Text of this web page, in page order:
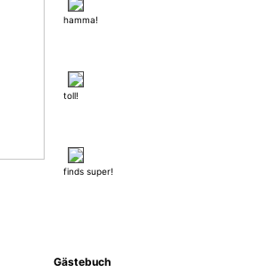
hamma!
toll!
finds super!
Gästebuch